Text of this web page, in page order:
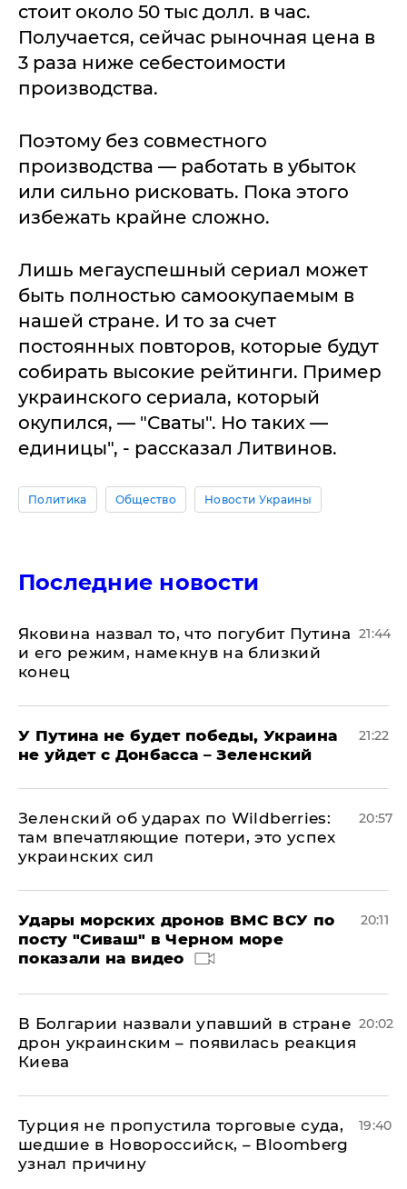
стоит около 50 тыс долл. в час.
Получается, сейчас рыночная цена в
3 раза ниже себестоимости
производства.
Поэтому без совместного
производства — работать в убыток
или сильно рисковать. Пока этого
избежать крайне сложно.
Лишь мегауспешный сериал может
быть полностью самоокупаемым в
нашей стране. И то за счет
постоянных повторов, которые будут
собирать высокие рейтинги. Пример
украинского сериала, который
окупился, — "Сваты". Но таких —
единицы", - рассказал Литвинов.
Политика Общество Новости Украины
Последние новости
Яковина назвал то, что погубит Путина
и его режим, намекнув на близкий
конец
21:44
У Путина не будет победы, Украина
не уйдет с Донбасса – Зеленский
21:22
Зеленский об ударах по Wildberries:
там впечатляющие потери, это успех
украинских сил
20:57
Удары морских дронов ВМС ВСУ по
посту "Сиваш" в Черном море
показали на видео
20:11
В Болгарии назвали упавший в стране
дрон украинским – появилась реакция
Киева
20:02
Турция не пропустила торговые суда,
шедшие в Новороссийск, – Bloomberg
узнал причину
19:40